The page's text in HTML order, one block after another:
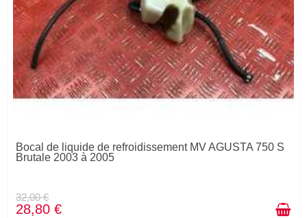
Bocal de liquide de refroidissement MV AGUSTA 750 S
Brutale 2003 à 2005
32,00 €
28,80 €